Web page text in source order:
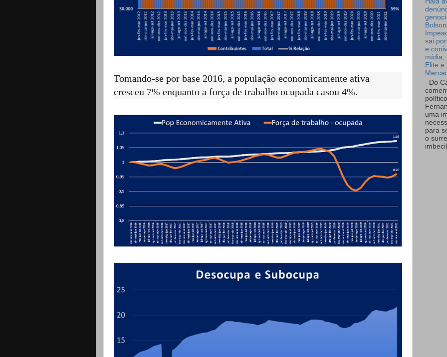
Tomando-se por base 2016, a população economicamente ativa
cresceu 7% enquanto a força de trabalho ocupada casou 4%.
sai
e
mídia,
Elite e
Do
uma
para
o